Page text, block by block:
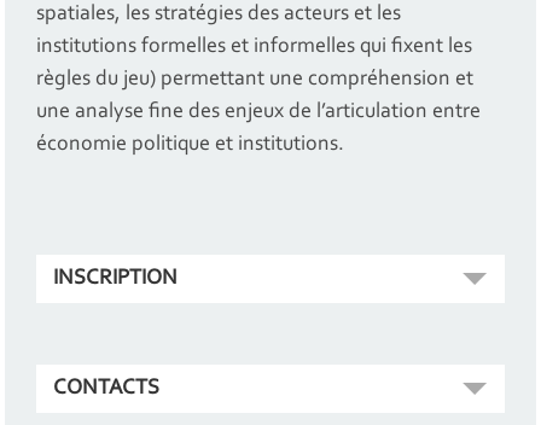
spatiales, les stratégies des acteurs et les
institutions formelles et informelles qui fixent les
règles du jeu) permettant une compréhension et
une analyse fine des enjeux de l’articulation entre
économie politique et institutions.
INSCRIPTION
CONTACTS